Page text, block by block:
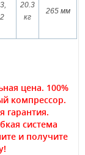
20.3
кг
265 мм
цена. 100%
компрессор.
гарантия.
система
и получите